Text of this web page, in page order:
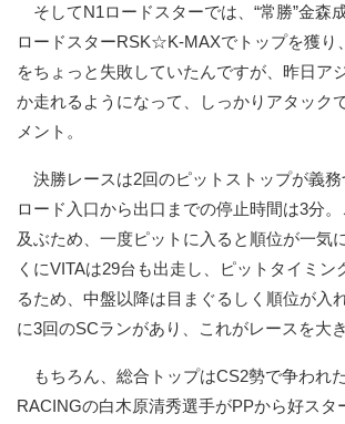
そしてN1ロードスターでは、“常勝”金森
ロードスターRSK☆K-MAXでトップを獲り
をちょっと失敗していたんですが、昨日ア
か走れるようになって、しっかりアタック
メント。
決勝レースは2回のピットストップが義務
ロード入口から出口までの停止時間は3分
及ぶため、一度ピットに入ると順位が一気
くにVITAは29台も出走し、ピットタイミン
るため、中盤以降は目まぐるしく順位が入
に3回のSCランがあり、これがレースを大
もちろん、総合トップはCS2勢で争われ
RACINGの白木原清秀選手がPPから好スタ